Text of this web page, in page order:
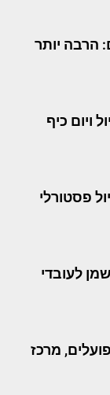
הרבה יותר
ויום כיף
פסטורלי
לעובדי
מרכז